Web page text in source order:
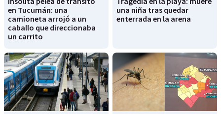
en Tucumán: una
camioneta arrojó a un
caballo que direccionaba
un carrito
una niña tras quedar
enterrada en la arena